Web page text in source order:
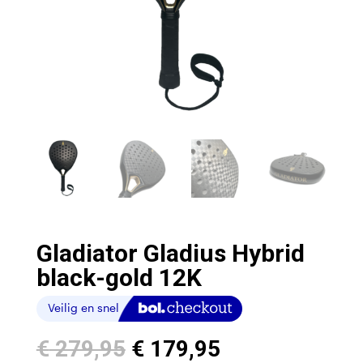
Gladiator Gladius Hybrid
black-gold 12K
€279,95 Oorspronkelijke
€179,95Huidige